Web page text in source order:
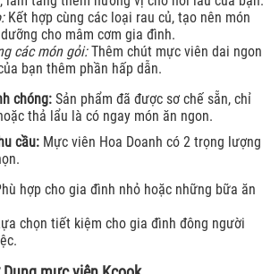
Kết hợp cùng các loại rau củ, tạo nên món
cho mâm cơm gia đình.
các món gỏi:Thêm chút mực viên dai ngon
bạn thêm phần hấp dẫn.
chóng:Sản phẩm đã được sơ chế sẵn, chỉ
thả lẩu là có ngay món ăn ngon.
cầu:Mực viên Hoa Doanh có 2 trọng lượng
hợp cho gia đình nhỏ hoặc những bữa ăn
chọn tiết kiệm cho gia đình đông người